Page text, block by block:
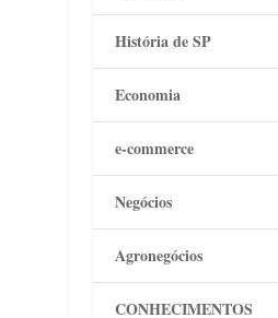
História de SP
Economia
e-commerce
Negócios
Agronegócios
CONHECIMENTOS